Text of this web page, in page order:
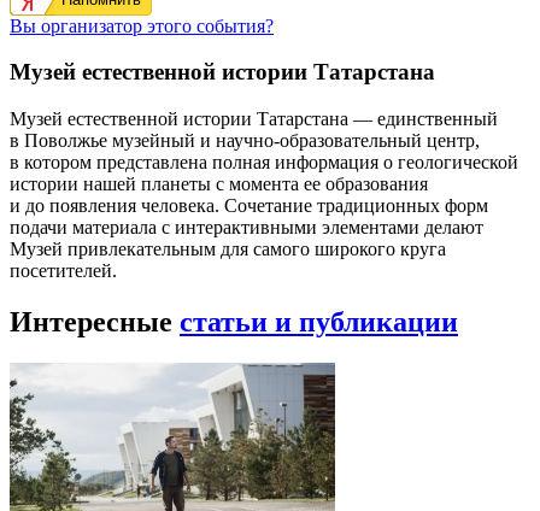
Вы организатор этого события?
Музей естественной истории Татарстана
Музей естественной истории Татарстана — единственный
в Поволжье музейный и научно-образовательный центр,
в котором представлена полная информация о геологической
истории нашей планеты с момента ее образования
и до появления человека. Сочетание традиционных форм
подачи материала с интерактивными элементами делают
Музей привлекательным для самого широкого круга
посетителей.
Интересные статьи и публикации